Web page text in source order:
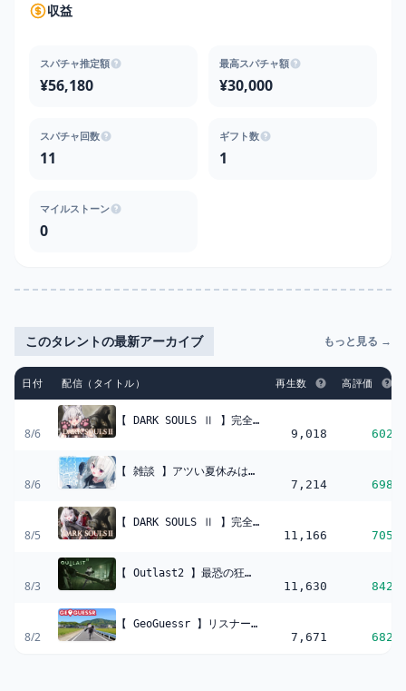
収益
スパチャ推定額
¥56,180
最高スパチャ額
¥30,000
スパチャ回数
11
ギフト数
1
マイルストーン
0
このタレントの最新アーカイブ もっと見る →
日付 配信（タイトル） 再生数 高評価
8/6
【 DARK SOULS Ⅱ 】完全初見！脳筋中学生、ダクソ２を始める。#12【 領国つかさ / すぺしゃりて 】
9,018 602
8/6
【 雑談 】アツい夏休みは僕と楽しもう?【 領国つかさ / すぺしゃりて 】
7,214 698
8/5
【 DARK SOULS Ⅱ 】完全初見！脳筋中学生、ダクソ２を始める。#11【 領国つかさ / すぺしゃりて 】
11,166 705
8/3
【 Outlast2 】最恐の狂気ホラーゲーム、Outlast２を初見プレイ！#2【 領国つかさ / すぺしゃりて 】
11,630 842
8/2
【 GeoGuessr 】リスナーの『集合知』で住所特定お散歩♡【 領国つかさ / すぺしゃりて 】
7,671 682